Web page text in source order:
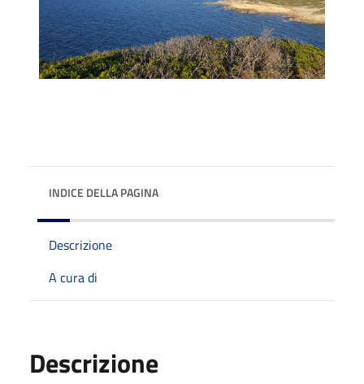
INDICE DELLA PAGINA
Descrizione
A cura di
Descrizione